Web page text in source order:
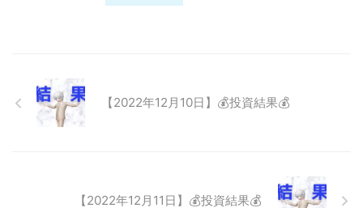
【2022年12月10日】💰投資結果💰
【2022年12月11日】💰投資結果💰